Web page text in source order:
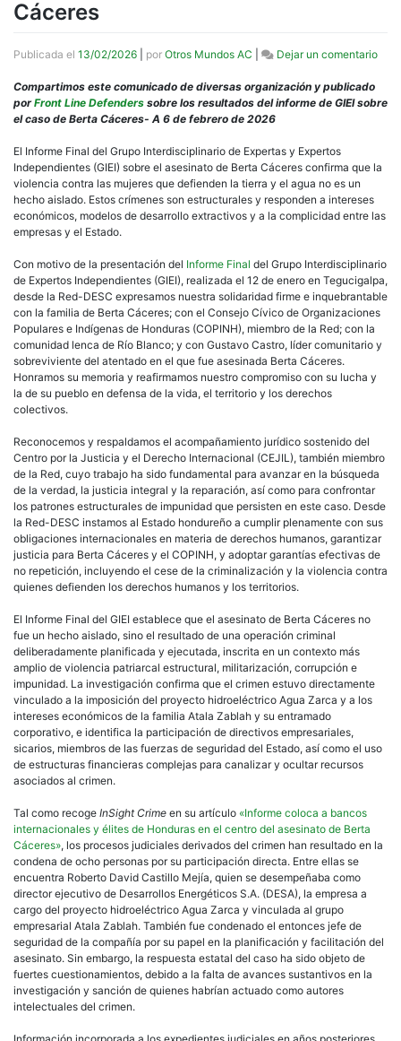
Cáceres
Publicada el 13/02/2026 por Otros Mundos AC Dejar un comentarioen
–
la
rol
las
de
del
en
el
de
Compartimos este comunicado de diversas organización y publicado
porFront Line Defenders sobre los resultados del informe de GIEI sobre
el caso de Berta Cáceres- A 6 de febrero de 2026
El Informe Final del Grupo Interdisciplinario de Expertas y Expertos
Independientes (GIEI) sobre el asesinato de Berta Cáceres confirma que la
violencia contra las mujeres que defienden la tierra y el agua no es un
hecho aislado. Estos crímenes son estructurales y responden a intereses
económicos, modelos de desarrollo extractivos y a la complicidad entre las
empresas y el Estado.
Con motivo de la presentación del Informe Final del Grupo Interdisciplinario
de Expertos Independientes (GIEI), realizada el 12 de enero en Tegucigalpa,
desde la Red-DESC expresamos nuestra solidaridad firme e inquebrantable
con la familia de Berta Cáceres; con el Consejo Cívico de Organizaciones
Populares e Indígenas de Honduras (COPINH), miembro de la Red; con la
comunidad lenca de Río Blanco; y con Gustavo Castro, líder comunitario y
sobreviviente del atentado en el que fue asesinada Berta Cáceres.
Honramos su memoria y reafirmamos nuestro compromiso con su lucha y
la de su pueblo en defensa de la vida, el territorio y los derechos
colectivos.
Reconocemos y respaldamos el acompañamiento jurídico sostenido del
Centro por la Justicia y el Derecho Internacional (CEJIL), también miembro
de la Red, cuyo trabajo ha sido fundamental para avanzar en la búsqueda
de la verdad, la justicia integral y la reparación, así como para confrontar
los patrones estructurales de impunidad que persisten en este caso. Desde
la Red-DESC instamos al Estado hondureño a cumplir plenamente con sus
obligaciones internacionales en materia de derechos humanos, garantizar
justicia para Berta Cáceres y el COPINH, y adoptar garantías efectivas de
no repetición, incluyendo el cese de la criminalización y la violencia contra
quienes defienden los derechos humanos y los territorios.
El Informe Final del GIEI establece que el asesinato de Berta Cáceres no
fue un hecho aislado, sino el resultado de una operación criminal
deliberadamente planificada y ejecutada, inscrita en un contexto más
amplio de violencia patriarcal estructural, militarización, corrupción e
impunidad. La investigación confirma que el crimen estuvo directamente
vinculado a la imposición del proyecto hidroeléctrico Agua Zarca y a los
intereses económicos de la familia Atala Zablah y su entramado
corporativo, e identifica la participación de directivos empresariales,
sicarios, miembros de las fuerzas de seguridad del Estado, así como el uso
de estructuras financieras complejas para canalizar y ocultar recursos
asociados al crimen.
Tal como recoge InSight Crime en su artículo «Informe coloca a bancos
internacionales y élites de Honduras en el centro del asesinato de Berta
Cáceres», los procesos judiciales derivados del crimen han resultado en la
condena de ocho personas por su participación directa. Entre ellas se
encuentra Roberto David Castillo Mejía, quien se desempeñaba como
director ejecutivo de Desarrollos Energéticos S.A. (DESA), la empresa a
cargo del proyecto hidroeléctrico Agua Zarca y vinculada al grupo
empresarial Atala Zablah. También fue condenado el entonces jefe de
seguridad de la compañía por su papel en la planificación y facilitación del
asesinato. Sin embargo, la respuesta estatal del caso ha sido objeto de
fuertes cuestionamientos, debido a la falta de avances sustantivos en la
investigación y sanción de quienes habrían actuado como autores
intelectuales del crimen.